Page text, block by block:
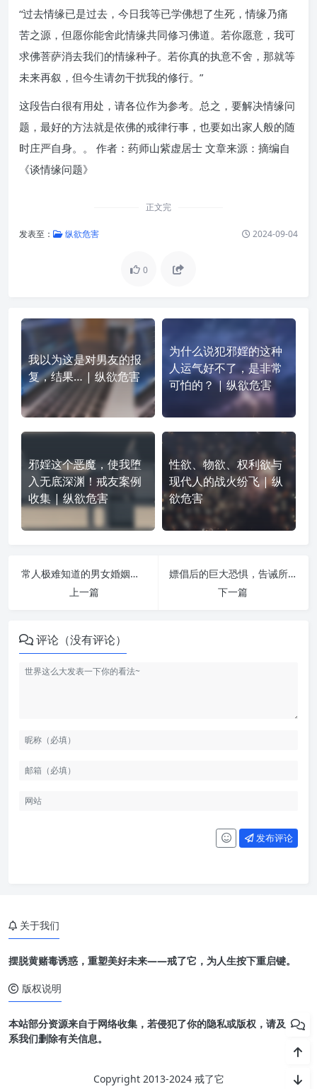
“过去情缘已是过去，今日我等已学佛想了生死，情缘乃痛
苦之源，但愿你能舍此情缘共同修习佛道。若你愿意，我可
求佛菩萨消去我们的情缘种子。若你真的执意不舍，那就等
未来再叙，但今生请勿干扰我的修行。”
这段告白很有用处，请各位作为参考。总之，要解决情缘问
题，最好的方法就是依佛的戒律行事，也要如出家人般的随
时庄严自身。。 作者：药师山紫虚居士 文章来源：摘编自
《谈情缘问题》
正文完
发表至： 纵欲危害 2024-09-04
0
我以为这是对男友的报
复，结果… | 纵欲危害
为什么说犯邪婬的这种
人运气好不了，是非常
可怕的？ | 纵欲危害
邪婬这个恶魔，使我堕
入无底深渊！戒友案例
收集 | 纵欲危害
性欲、物欲、权利欲与
现代人的战火纷飞 | 纵
欲危害
常人极难知道的男女婚姻感情不顺背后原因及最有效对治方法！ | 纵欲危害
上一篇
嫖倡后的巨大恐惧，告诫所有的朋友及有此经历的自己！ | 纵欲危害
下一篇
评论（没有评论）
发布评论
关于我们
摆脱黄赌毒诱惑，重塑美好未来——戒了它，为人生按下重启键。
版权说明
本站部分资源来自于网络收集，若侵犯了你的隐私或版权，请及时联
系我们删除有关信息。
Copyright 2013-2024 戒了它